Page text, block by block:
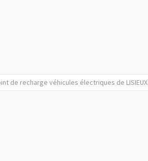
de recharge véhicules électriques de LISIEUX